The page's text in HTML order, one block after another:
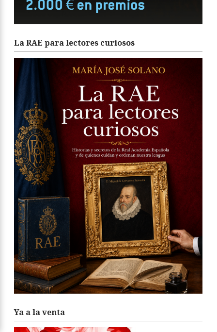
La RAE para lectores curiosos
Ya a la venta